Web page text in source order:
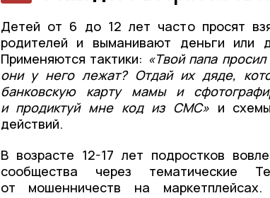
Детей от 6 до 12 лет часто просят
родителей и выманивают деньги или
Применяются тактики: «Твой папа
они у него лежат? Отдай их дяде,
банковскую карту мамы и
и продиктуй мне код из СМС» и
действий.
В возрасте 12-17 лет подростков
сообщества через тематические
от мошенничеств на